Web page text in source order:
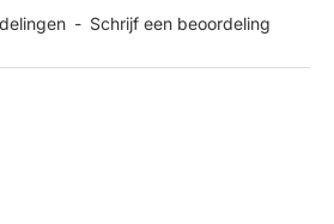
- Schrijf een beoordeling